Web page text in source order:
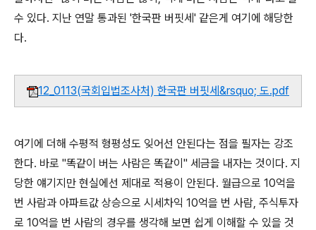
수 있다. 지난 연말 통과된 '한국판 버핏세' 같은게 여기에 해당한
다.
12_0113(국회입법조사처) 한국판 버핏세&rsquo; 도.pdf
여기에 더해 수평적 형평성도 잊어선 안된다는 점을 필자는 강조
한다. 바로 "똑같이 버는 사람은 똑같이" 세금을 내자는 것이다. 지
당한 얘기지만 현실에선 제대로 적용이 안된다. 월급으로 10억을
번 사람과 아파트값 상승으로 시세차익 10억을 번 사람, 주식투자
로 10억을 번 사람의 경우를 생각해 보면 쉽게 이해할 수 있을 것